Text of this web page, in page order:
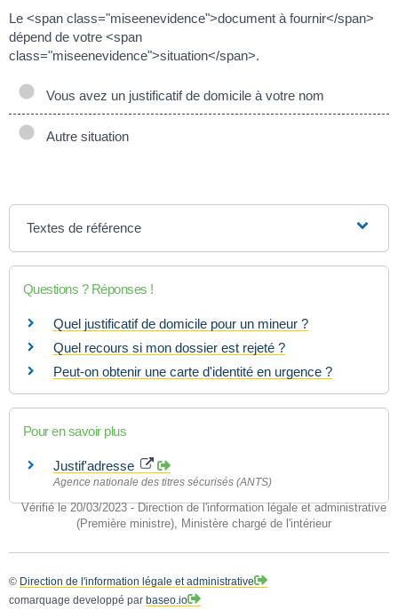
Vérifié le 20/03/2023 - Direction de l'information légale et administrative
(Première ministre), Ministère chargé de l'intérieur
Le <span class="miseenevidence">document à fournir</span>
dépend de votre <span
class="miseenevidence">situation</span>.
Vous avez un justificatif de domicile à votre nom
Autre situation
Textes de référence
Questions ? Réponses !
Quel justificatif de domicile pour un mineur ?
Quel recours si mon dossier est rejeté ?
Peut-on obtenir une carte d'identité en urgence ?
Pour en savoir plus
Justif'adresse
Agence nationale des titres sécurisés (ANTS)
© Direction de l'information légale et administrative
comarquage developpé par baseo.io